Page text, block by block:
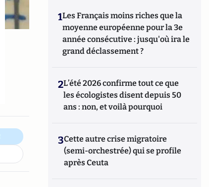
1Les Français moins riches que la
moyenne européenne pour la 3e
année consécutive : jusqu'où ira le
grand déclassement ?
2L’été 2026 confirme tout ce que
les écologistes disent depuis 50
ans : non, et voilà pourquoi
3Cette autre crise migratoire
(semi-orchestrée) qui se profile
après Ceuta